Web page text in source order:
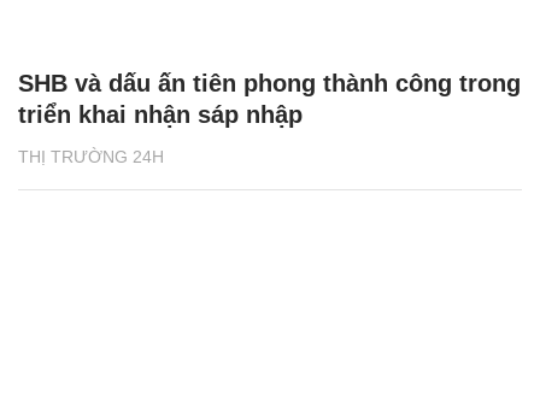
THỊ TRƯỜNG 24H
SHB và dấu ấn tiên phong thành công trong
triển khai nhận sáp nhập